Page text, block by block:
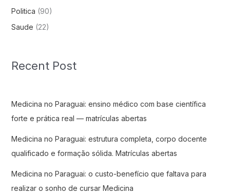
Politica (90)
Saude (22)
Recent Post
Medicina no Paraguai: ensino médico com base científica
forte e prática real — matrículas abertas
Medicina no Paraguai: estrutura completa, corpo docente
qualificado e formação sólida. Matrículas abertas
Medicina no Paraguai: o custo-benefício que faltava para
realizar o sonho de cursar Medicina